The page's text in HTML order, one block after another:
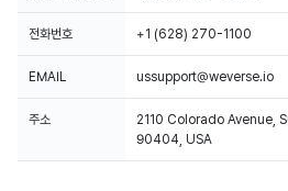
전화번호 +1 (628) 270-1100
EMAIL ussupport@weverse.io
주소
2110 Colorado Avenue,
90404, USA